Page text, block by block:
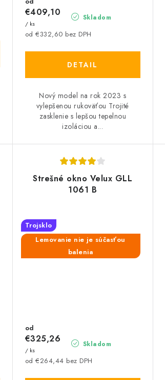
Skladom
od €332,60 bez DPH
€409,10
/ ks
DETAIL
Nový model na rok 2023 s
vylepšenou rukoväťou Trojité
zasklenie s lepšou tepelnou
izoláciou a...
Strešné okno Velux GLL
1061 B
Trojsklo
Lemovanie nie je súčasťou
balenia
Skladom
od €264,44 bez DPH
od
€325,26
/ ks